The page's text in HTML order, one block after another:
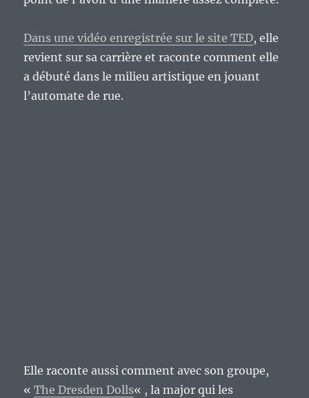
Dans une vidéo enregistrée sur le site TED, elle
revient sur sa carrière et raconte comment elle
a débuté dans le milieu artistique en jouant
l’automate de rue.
Elle raconte aussi comment avec son groupe,
«The Dresden Dolls« , la major qui les